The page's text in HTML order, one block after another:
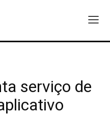
serviço de